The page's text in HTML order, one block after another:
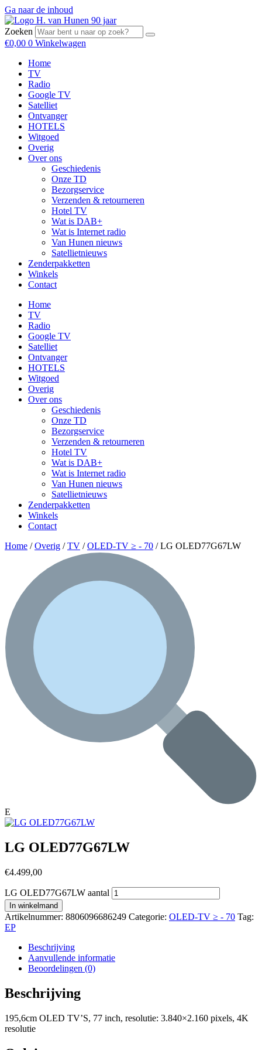
Ga naar de inhoud
Zoeken
€0,00 0 Winkelwagen
Home
TV
Radio
Google TV
Satelliet
Ontvanger
HOTELS
Witgoed
Overig
Over ons
Geschiedenis
Onze TD
Bezorgservice
Verzenden & retourneren
Hotel TV
Wat is DAB+
Wat is Internet radio
Van Hunen nieuws
Satellietnieuws
Zenderpakketten
Winkels
Contact
Home
TV
Radio
Google TV
Satelliet
Ontvanger
HOTELS
Witgoed
Overig
Over ons
Geschiedenis
Onze TD
Bezorgservice
Verzenden & retourneren
Hotel TV
Wat is DAB+
Wat is Internet radio
Van Hunen nieuws
Satellietnieuws
Zenderpakketten
Winkels
Contact
Home /Overig /TV /OLED-TV ≥ - 70 / LG OLED77G67LW
E
LG OLED77G67LW
€4.499,00
LG OLED77G67LW aantal
In winkelmand
Artikelnummer: 8806096686249 Categorie: OLED-TV ≥ - 70 Tag:
EP
Beschrijving
Aanvullende informatie
Beoordelingen (0)
Beschrijving
195,6cm OLED TV’S, 77 inch, resolutie: 3.840×2.160 pixels, 4K
resolutie